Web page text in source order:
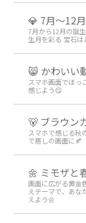
💎 7月～12
7月から12月の誕
生月を彩る 宝石は
😸 かわいい
スマホ画面でほっ
感じよう😋
🐻 ブラウン
スマホで感じる秋
で癒しの画面に🍂
🌼 ミモザと
画面に広がる黄金
えテーマで、あな
えよう🌼